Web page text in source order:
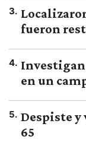
3.
fueron
4.
en un
5. Despiste y
65